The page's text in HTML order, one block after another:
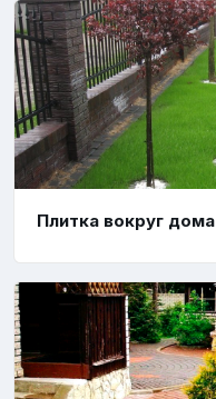
Плитка вокруг